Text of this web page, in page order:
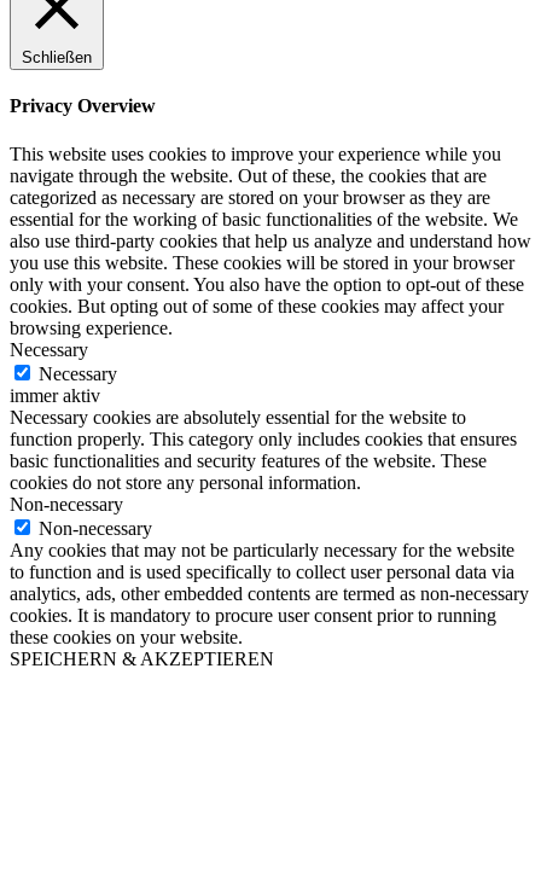
Schließen
Privacy Overview
This website uses cookies to improve your experience while you
navigate through the website. Out of these, the cookies that are
categorized as necessary are stored on your browser as they are
essential for the working of basic functionalities of the website. We
also use third-party cookies that help us analyze and understand how
you use this website. These cookies will be stored in your browser
only with your consent. You also have the option to opt-out of these
cookies. But opting out of some of these cookies may affect your
browsing experience.
Necessary
Necessary
immer aktiv
Necessary cookies are absolutely essential for the website to
function properly. This category only includes cookies that ensures
basic functionalities and security features of the website. These
cookies do not store any personal information.
Non-necessary
Non-necessary
Any cookies that may not be particularly necessary for the website
to function and is used specifically to collect user personal data via
analytics, ads, other embedded contents are termed as non-necessary
cookies. It is mandatory to procure user consent prior to running
these cookies on your website.
SPEICHERN & AKZEPTIEREN